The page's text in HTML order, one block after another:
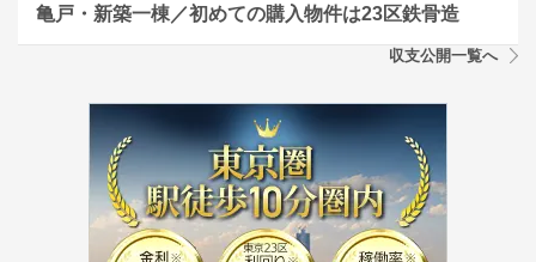
亀戸・新築一棟／初めての購入物件は23区鉄骨造
収支公開一覧へ